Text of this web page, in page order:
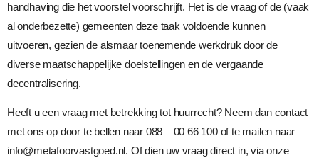
handhaving die het voorstel voorschrijft. Het is de vraag of de (vaak
al onderbezette) gemeenten deze taak voldoende kunnen
uitvoeren, gezien de alsmaar toenemende werkdruk door de
diverse maatschappelijke doelstellingen en de vergaande
decentralisering.
Heeft u een vraag met betrekking tot huurrecht? Neem dan contact
met ons op door te bellen naar 088 – 00 66 100 of te mailen naar
info@metafoorvastgoed.nl. Of dien uw vraag direct in, via onze